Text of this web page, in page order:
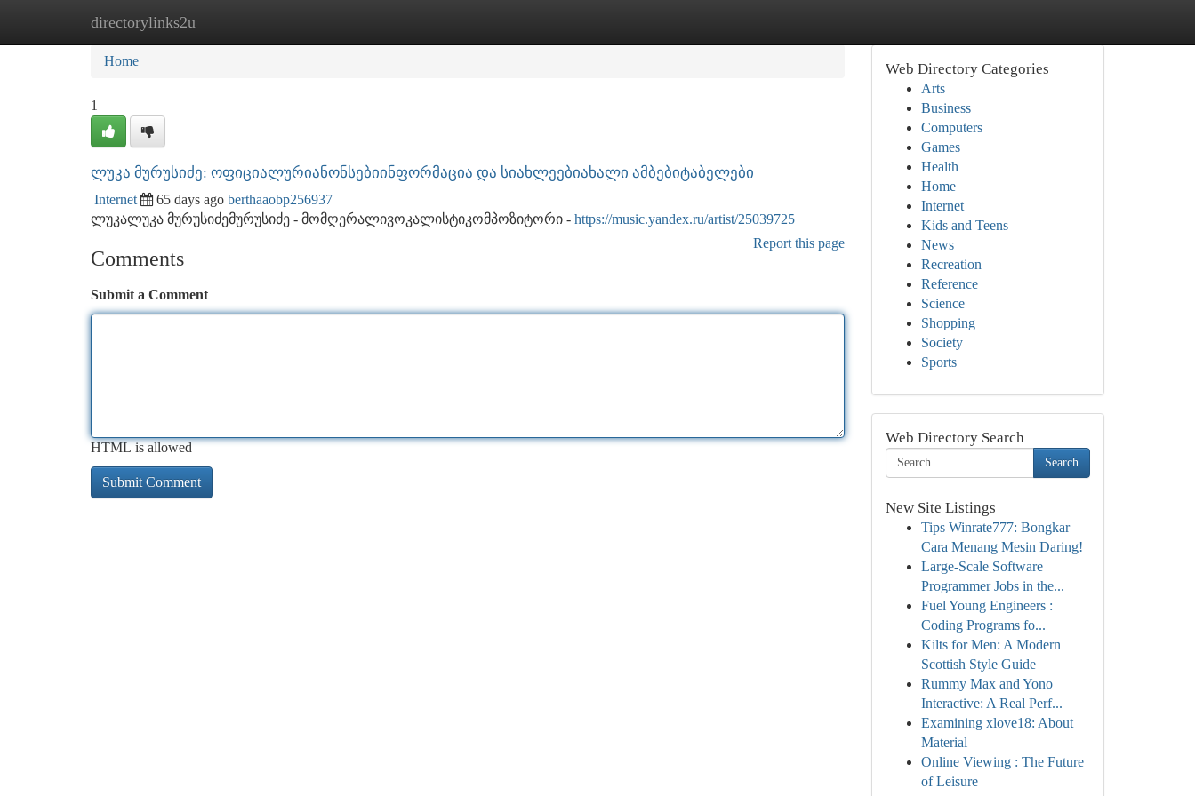
directorylinks2u
Home New Site Listings
Home
1
ლუკა მურუსიძე: ოფიციალურიანონსებიინფორმაცია და სიახლეებიახალი ამბებიტაბელები
Internet 65 days ago berthaaobp256937
ლუკალუკა მურუსიძემურუსიძე - მომღერალივოკალისტიკომპოზიტორი - https://music.yandex.ru/artist/25039725
Report this page
Comments
Submit a Comment
HTML is allowed
Web Directory Categories
Arts
Business
Computers
Games
Health
Home
Internet
Kids and Teens
News
Recreation
Reference
Science
Shopping
Society
Sports
Web Directory Search
Search
New Site Listings
Tips Winrate777: Bongkar
Cara Menang Mesin Daring!
Large-Scale Software
Programmer Jobs in the...
Fuel Young Engineers :
Coding Programs fo...
Kilts for Men: A Modern
Scottish Style Guide
Rummy Max and Yono
Interactive: A Real Perf...
Examining xlove18: About
Material
Online Viewing : The Future
of Leisure